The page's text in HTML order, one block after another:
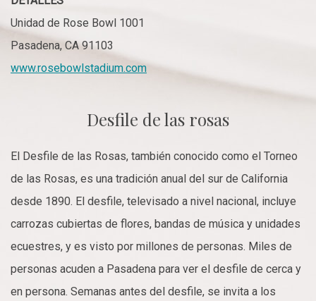
Unidad de Rose Bowl 1001
Pasadena, CA 91103
www.rosebowlstadium.com
Desfile de las rosas
El Desfile de las Rosas, también conocido como el Torneo
de las Rosas, es una tradición anual del sur de California
desde 1890. El desfile, televisado a nivel nacional, incluye
carrozas cubiertas de flores, bandas de música y unidades
ecuestres, y es visto por millones de personas. Miles de
personas acuden a Pasadena para ver el desfile de cerca y
en persona. Semanas antes del desfile, se invita a los